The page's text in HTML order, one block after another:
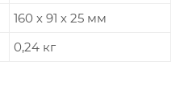
160 х 91 х 25 мм
0,24 кг